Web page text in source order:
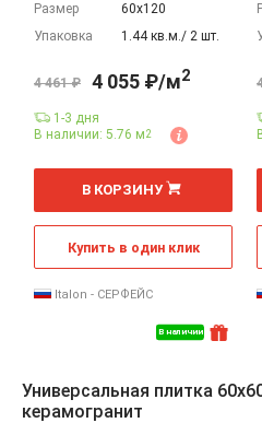
Размер
60х120
Упаковка
1.44 кв.м./ 2 шт.
В наличии
4 461 ₽ 4 055 ₽/м2
1-3 дня
В наличии: 5.76 м2
м
В КОРЗИНУ
Купить в один клик
Italon - СЕРФЕЙС
Универсальная плитка
керамогранит